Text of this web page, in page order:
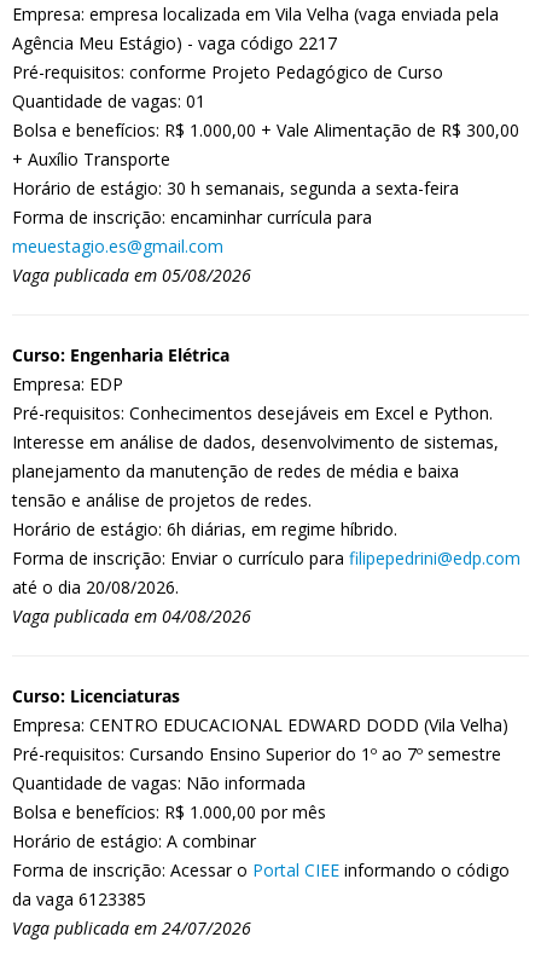
Empresa: empresa localizada em Vila Velha (vaga enviada pela
Agência Meu Estágio) - vaga código 2217
Pré-requisitos: conforme Projeto Pedagógico de Curso
Quantidade de vagas: 01
Bolsa e benefícios: R$ 1.000,00 + Vale Alimentação de R$ 300,00
+ Auxílio Transporte
Horário de estágio: 30 h semanais, segunda a sexta-feira
Forma de inscrição: encaminhar currícula para
meuestagio.es@gmail.com
Vaga publicada em 05/08/2026
Curso: Engenharia Elétrica
Empresa: EDP
Pré-requisitos: Conhecimentos desejáveis em Excel e Python.
Interesse em análise de dados, desenvolvimento de sistemas,
planejamento da manutenção de redes de média e baixa
tensão e análise de projetos de redes.
Horário de estágio: 6h diárias, em regime híbrido.
Forma de inscrição: Enviar o currículo para filipepedrini@edp.com
até o dia 20/08/2026.
Vaga publicada em 04/08/2026
Curso: Licenciaturas
Empresa: CENTRO EDUCACIONAL EDWARD DODD (Vila Velha)
Pré-requisitos: Cursando Ensino Superior do 1º ao 7º semestre
Quantidade de vagas: Não informada
Bolsa e benefícios: R$ 1.000,00 por mês
Horário de estágio: A combinar
Forma de inscrição: Acessar o Portal CIEE informando o código
da vaga 6123385
Vaga publicada em 24/07/2026